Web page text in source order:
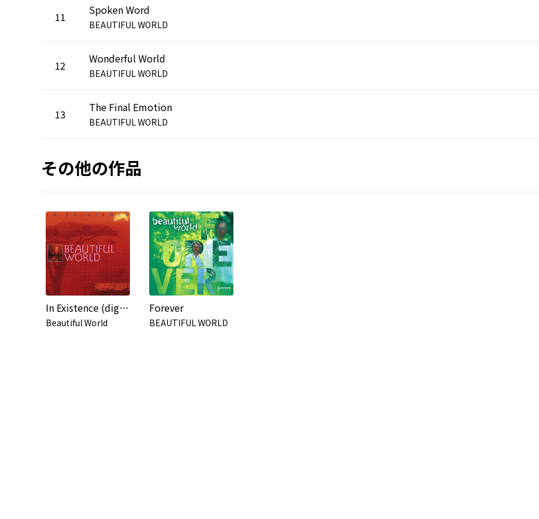
11 Spoken Word
BEAUTIFUL WORLD
12 Wonderful World
BEAUTIFUL WORLD
13 The Final Emotion
BEAUTIFUL WORLD
その他の作品
In Existence (digitally remastered version)
Beautiful World
Forever
BEAUTIFUL WORLD